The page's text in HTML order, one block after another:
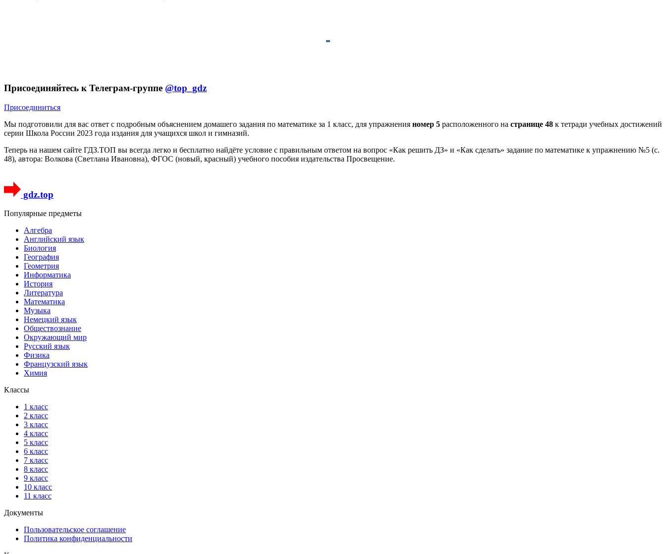
Присоединяйтесь к Телеграм-группе @top_gdz
Присоединиться
Мы подготовили для вас ответ c подробным объяснением домашего задания по математике за 1 класс, для упражнения номер 5 расположенного на странице 48 к тетради учебных достижений
серии Школа России 2023 года издания для учащихся школ и гимназий.
Теперь на нашем сайте ГДЗ.ТОП вы всегда легко и бесплатно найдёте условие с правильным ответом на вопрос «Как решить ДЗ» и «Как сделать» задание по математике к упражнению №5 (с.
48), автора: Волкова (Светлана Ивановна), ФГОС (новый, красный) учебного пособия издательства Просвещение.
gdz.top
Популярные предметы
Алгебра
Английский язык
Биология
География
Геометрия
Информатика
История
Литература
Математика
Музыка
Немецкий язык
Обществознание
Окружающий мир
Русский язык
Физика
Французский язык
Химия
Классы
1 класс
2 класс
3 класс
4 класс
5 класс
6 класс
7 класс
8 класс
9 класс
10 класс
11 класс
Документы
Пользовательское соглашение
Политика конфиденциальности